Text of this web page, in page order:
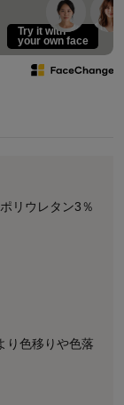
Try it with
your own face
リウレタン3％
り色移りや色落